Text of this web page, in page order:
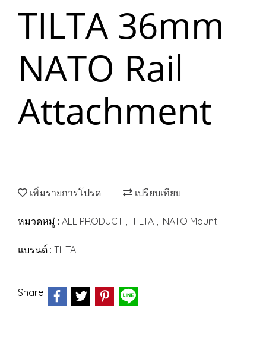
TILTA 36mm
NATO Rail
Attachment
เพิ่มรายการโปรด เปรียบเทียบ
หมวดหมู่ : ALL PRODUCT , TILTA , NATO Mount
แบรนด์ : TILTA
Share